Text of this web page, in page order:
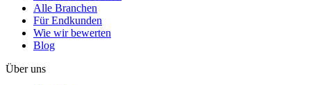
Alle Branchen
Für Endkunden
Wie wir bewerten
Blog
Über uns